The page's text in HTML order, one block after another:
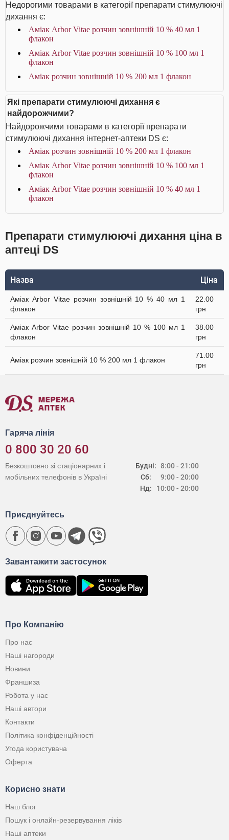
Недорогими товарами в категорії препарати стимулюючі
дихання є:
Аміак Arbor Vitae розчин зовнішній 10 % 40 мл 1
флакон
Аміак Arbor Vitae розчин зовнішній 10 % 100 мл 1
флакон
Аміак розчин зовнішній 10 % 200 мл 1 флакон
Які препарати стимулюючі дихання є
найдорожчими?
Найдорожчими товарами в категорії препарати
стимулюючі дихання інтернет-аптеки DS є:
Аміак розчин зовнішній 10 % 200 мл 1 флакон
Аміак Arbor Vitae розчин зовнішній 10 % 100 мл 1
флакон
Аміак Arbor Vitae розчин зовнішній 10 % 40 мл 1
флакон
Препарати стимулюючі дихання ціна в
аптеці DS
Назва Ціна
Аміак Arbor Vitae розчин зовнішній 10 % 40 мл 1
флакон
22.00
грн
Аміак Arbor Vitae розчин зовнішній 10 % 100 мл 1
флакон
38.00
грн
Аміак розчин зовнішній 10 % 200 мл 1 флакон
71.00
грн
Гаряча лінія
0 800 30 20 60
Будні:
Сб:
Нд:
8:00 - 21:00
9:00 - 20:00
10:00 - 20:00
Безкоштовно зі стаціонарних і
мобільних телефонів в Україні
Про Компанію
Про нас
Наші нагороди
Новини
Франшиза
Робота у нас
Наші автори
Контакти
Політика конфіденційності
Угода користувача
Оферта
Корисно знати
Наш блог
Пошук і онлайн-резервування ліків
Наші аптеки
Завантажити застосунок
Приєднуйтесь